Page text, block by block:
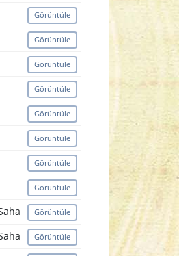
Görüntüle
Görüntüle
Görüntüle
Görüntüle
Görüntüle
Görüntüle
Görüntüle
Görüntüle
Görüntüle
Görüntüle